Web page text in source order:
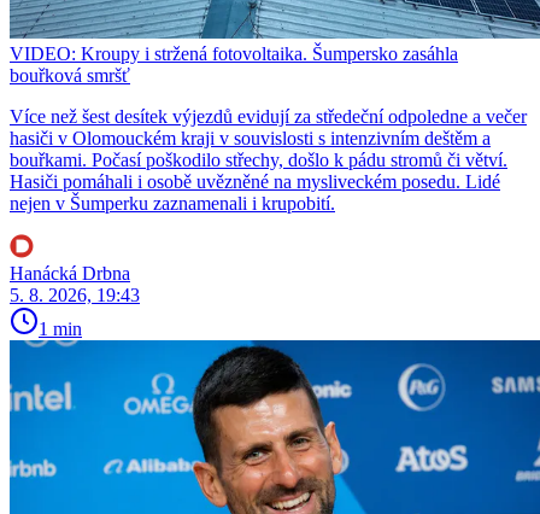
VIDEO: Kroupy i stržená fotovoltaika. Šumpersko zasáhla
bouřková smršť
Více než šest desítek výjezdů evidují za středeční odpoledne a večer
hasiči v Olomouckém kraji v souvislosti s intenzivním deštěm a
bouřkami. Počasí poškodilo střechy, došlo k pádu stromů či větví.
Hasiči pomáhali i osobě uvězněné na mysliveckém posedu. Lidé
nejen v Šumperku zaznamenali i krupobití.
Hanácká Drbna
5. 8. 2026, 19:43
1 min